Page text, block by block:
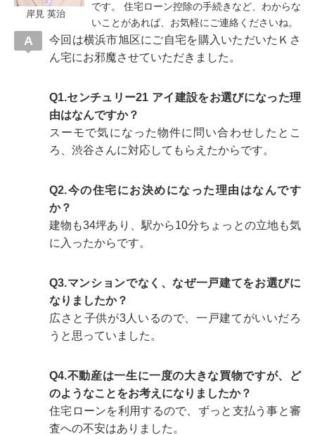
岸見 英治
です。 住宅ローン控除の手続きなど、わからな
いことがあれば、お気軽にご連絡くださいね。
今回は横浜市旭区にご自宅を購入いただいたＫさ
ん宅にお邪魔させていただきました。
Q1.センチュリー21 アイ建設をお選びになった理
由はなんですか？
スーモで気になった物件に問い合わせしたとこ
ろ、渋谷さんに対応してもらえたからです。
Q2.今の住宅にお決めになった理由はなんです
か？
建物も34坪あり、駅から10分ちょっとの立地も気
に入ったからです。
Q3.マンションでなく、なぜ一戸建てをお選びに
なりましたか？
広さと子供が3人いるので、一戸建てがいいだろ
うと思っていました。
Q4.不動産は一生に一度の大きな買物ですが、ど
のようなことをお考えになりましたか？
住宅ローンを利用するので、ずっと支払う事と審
査への不安はありました。